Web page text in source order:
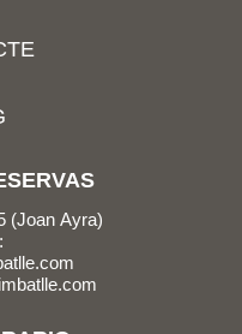
(Joan Ayra)